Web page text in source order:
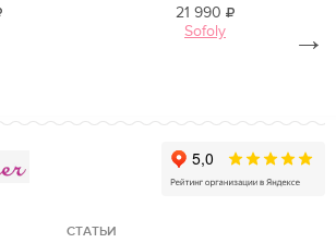
21 990
Sofoly
→
СТАТЬИ